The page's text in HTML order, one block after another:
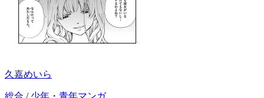
久嘉めいら
総合 / 少年・青年マンガ